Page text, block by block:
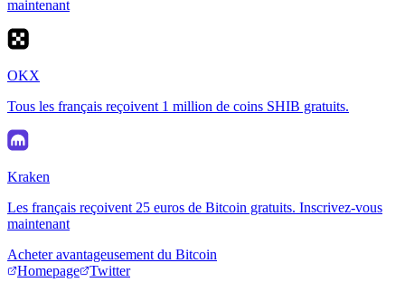
maintenant
OKX
Tous les français reçoivent 1 million de coins SHIB gratuits.
Kraken
Les français reçoivent 25 euros de Bitcoin gratuits. Inscrivez-vous
maintenant
Acheter avantageusement du Bitcoin
Homepage
Twitter